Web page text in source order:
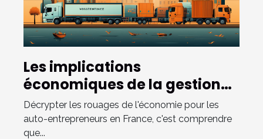
Les implications
économiques de la gestion
des factures pour les auto-
entrepreneurs en France
Décrypter les rouages de l'économie pour les
auto-entrepreneurs en France, c'est comprendre
que...